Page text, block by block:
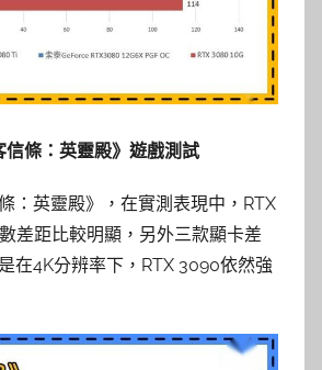
信條：英靈殿》遊戲測試
：英靈殿》，在實測表現中，RTX
差距比較明顯，另外三款顯卡差
在4K分辨率下，RTX 3090依然強